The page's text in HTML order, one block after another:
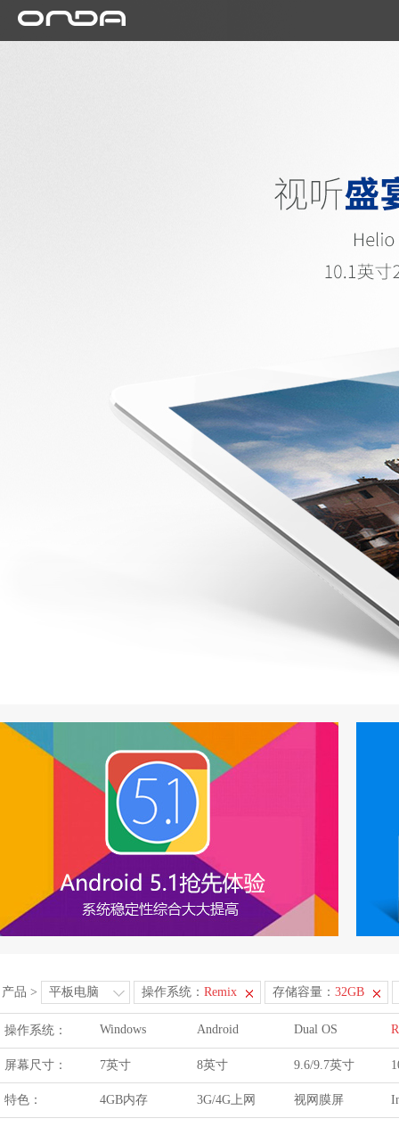
产品 > 平板电脑 操作系统： Remix 存储容量： 32GB
操作系统： Windows Android Dual OS
屏幕尺寸： 7英寸 8英寸 9.6/9.7英寸
特色： 4GB内存 3G/4G上网 视网膜屏